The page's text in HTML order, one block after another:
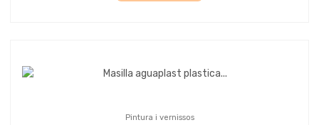
Pintura i vernissos